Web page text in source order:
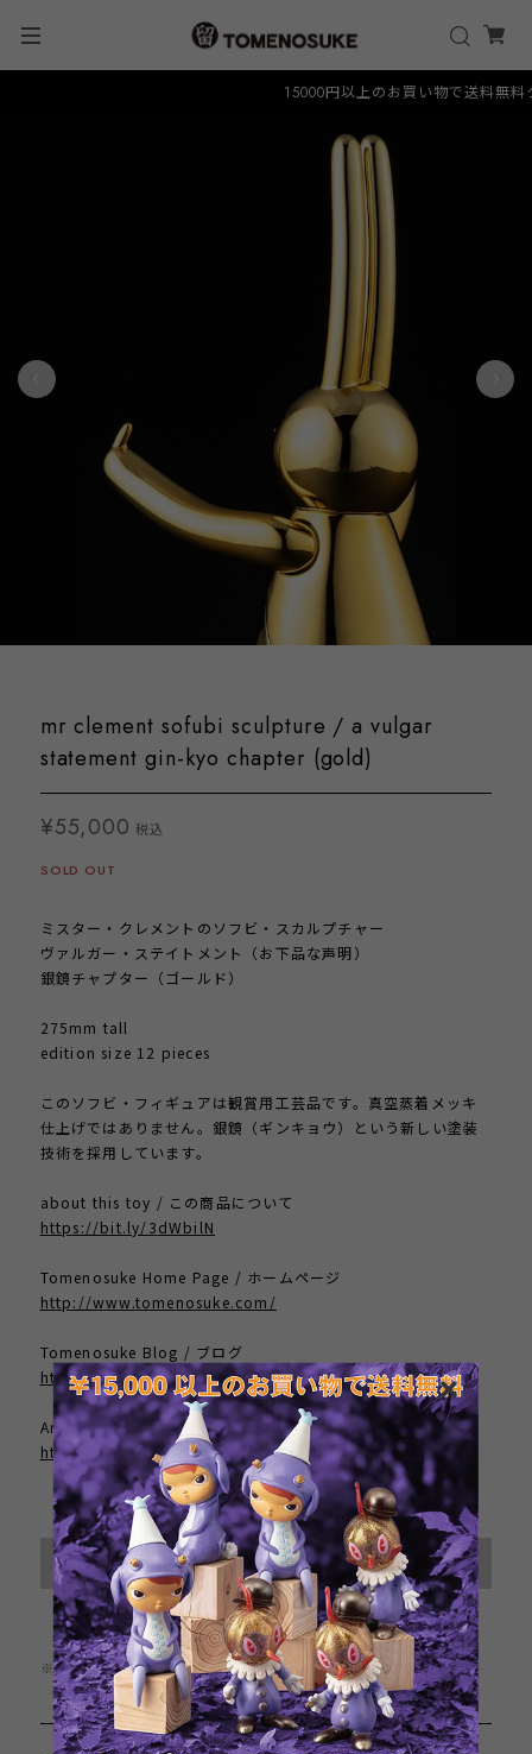
15000円以上のお買い物で送料無料
mr clement sofubi sculpture / a vulgar
statement gin-kyo chapter (gold)
¥55,000 税込
SOLD OUT
ミスター・クレメントのソフビ・スカルプチャー
ヴァルガー・ステイトメント（お下品な声明）
銀鏡チャプター（ゴールド）
275mm tall
edition size 12 pieces
このソフビ・フィギュアは観賞用工芸品です。真空蒸着メッキ
仕上げではありません。銀鏡（ギンキョウ）という新しい塗装
技術を採用しています。
about this toy / この商品について
https://bit.ly/3dWbilN
Tomenosuke Home Page / ホームページ
http://www.tomenosuke.com/
Tomenosuke Blog / ブログ
https://tenshu53.exblog.jp/
Artist Home Page / 作者のサイト
https://www.mrclement.com/
International shipping available
Sold out
日本国内にお住まいの方向け
※この商品は1点までのご注文とさせていただきます。